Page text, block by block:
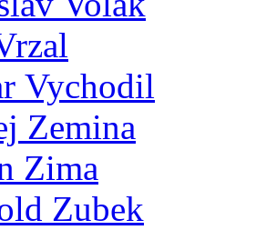
Vychodil
Zemina
Zima
Zubek